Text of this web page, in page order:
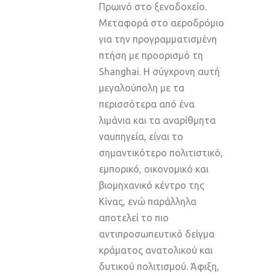
Πρωινό στο ξενοδοχείο.
Μεταφορά στο αεροδρόμιο
για την προγραμματισμένη
πτήση με προορισμό τη
Shanghai. Η σύγχρονη αυτή
μεγαλούπολη με τα
περισσότερα από ένα
λιμάνια και τα αναρίθμητα
ναυπηγεία, είναι το
σημαντικότερο πολιτιστικό,
εμπορικό, οικονομικό και
βιομηχανικό κέντρο της
Κίνας, ενώ παράλληλα
αποτελεί το πιο
αντιπροσωπευτικό δείγμα
κράματος ανατολικού και
δυτικού πολιτισμού. Άφιξη,